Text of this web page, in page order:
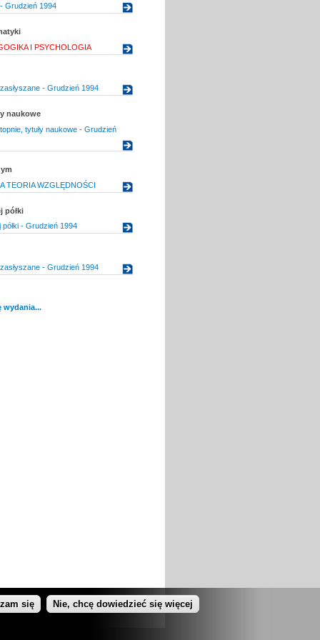
Grudzień 1994
I PSYCHOLOGIA
- Grudzień 1994
naukowe
tytuły naukowe - Grudzień
TEORIA WZGLĘDNOŚCI
półki
- Grudzień 1994
- Grudzień 1994
wydania...
się Nie, chcę dowiedzieć się więcej